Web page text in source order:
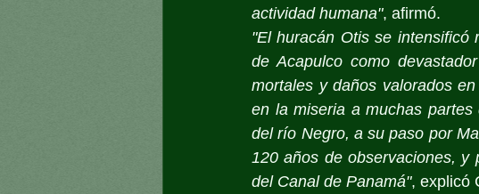
actividad humana", afirmó.
"El huracán Otis se intensificó
de Acapulco como
mortales y daños valorados
en la miseria a muchas
del río Negro, a su paso por
120 años de observaciones,
del Canal de Panamá", explicó